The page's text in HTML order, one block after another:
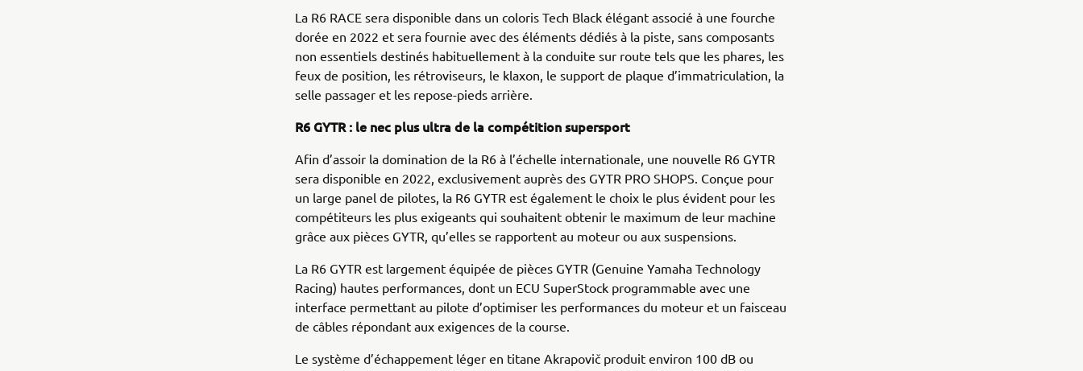
La R6 RACE sera disponible dans un coloris Tech Black élégant associé à une fourche
dorée en 2022 et sera fournie avec des éléments dédiés à la piste, sans composants
non essentiels destinés habituellement à la conduite sur route tels que les phares, les
feux de position, les rétroviseurs, le klaxon, le support de plaque d’immatriculation, la
selle passager et les repose-pieds arrière.
R6 GYTR : le nec plus ultra de la compétition supersport
Afin d’assoir la domination de la R6 à l’échelle internationale, une nouvelle R6 GYTR
sera disponible en 2022, exclusivement auprès des GYTR PRO SHOPS. Conçue pour
un large panel de pilotes, la R6 GYTR est également le choix le plus évident pour les
compétiteurs les plus exigeants qui souhaitent obtenir le maximum de leur machine
grâce aux pièces GYTR, qu’elles se rapportent au moteur ou aux suspensions.
La R6 GYTR est largement équipée de pièces GYTR (Genuine Yamaha Technology
Racing) hautes performances, dont un ECU SuperStock programmable avec une
interface permettant au pilote d’optimiser les performances du moteur et un faisceau
de câbles répondant aux exigences de la course.
Le système d’échappement léger en titane Akrapovič produit environ 100 dB ou